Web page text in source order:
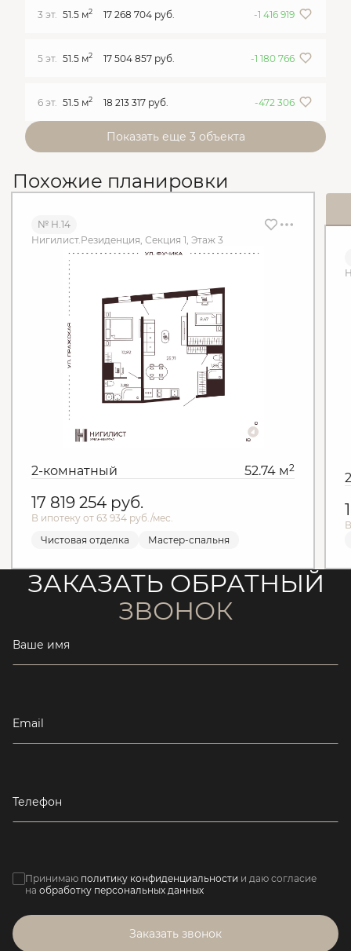
3 эт. 51.5 м2 17 268 704 руб. -1 416 919
5 эт. 51.5 м2 17 504 857 руб. -1 180 766
6 эт. 51.5 м2 18 213 317 руб. -472 306
Показать еще 3 объектa
Похожие планировки
№ Н.14
Нигилист.Резиденция, Секция 1, Этаж 3
2-комнатный 52.74 м2
17 819 254 руб.
В ипотеку от 63 934 руб./мес.
Чистовая отделка
Мастер-спальня
ЗАКАЗАТЬ ОБРАТНЫЙ
ЗВОНОК
Ваше имя
Email
Телефон
Принимаю политику конфиденциальности и даю согласие
на обработку персональных данных
Заказать звонок